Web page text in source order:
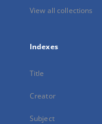
View all collections
Indexes
Title
Creator
Subject